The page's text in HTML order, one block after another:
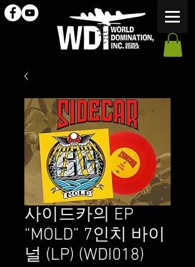
사이드카의 EP
“MOLD” 7인치 바이
널 (LP) (WDI018)